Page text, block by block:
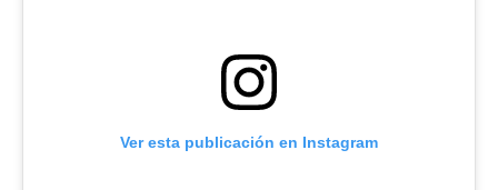
Ver esta publicación en Instagram